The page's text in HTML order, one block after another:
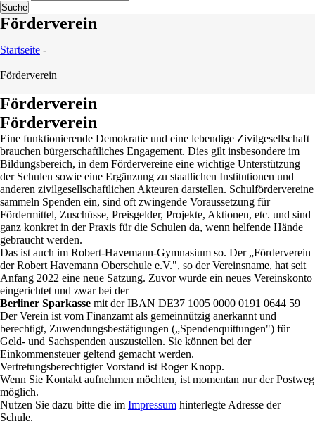
Förderverein
Startseite -
Förderverein
Förderverein
Förderverein
Eine funktionierende Demokratie und eine lebendige Zivilgesellschaft
brauchen bürgerschaftliches Engagement. Dies gilt insbesondere im
Bildungsbereich, in dem Fördervereine eine wichtige Unterstützung
der Schulen sowie eine Ergänzung zu staatlichen Institutionen und
anderen zivilgesellschaftlichen Akteuren darstellen. Schulfördervereine
sammeln Spenden ein, sind oft zwingende Voraussetzung für
Fördermittel, Zuschüsse, Preisgelder, Projekte, Aktionen, etc. und sind
ganz konkret in der Praxis für die Schulen da, wenn helfende Hände
gebraucht werden.
Das ist auch im Robert-Havemann-Gymnasium so. Der „Förderverein
der Robert Havemann Oberschule e.V.", so der Vereinsname, hat seit
Anfang 2022 eine neue Satzung. Zuvor wurde ein neues Vereinskonto
eingerichtet und zwar bei der
Berliner Sparkasse mit der IBAN DE37 1005 0000 0191 0644 59
Der Verein ist vom Finanzamt als gemeinnützig anerkannt und
berechtigt, Zuwendungsbestätigungen („Spendenquittungen") für
Geld- und Sachspenden auszustellen. Sie können bei der
Einkommensteuer geltend gemacht werden.
Vertretungsberechtigter Vorstand ist Roger Knopp.
Wenn Sie Kontakt aufnehmen möchten, ist momentan nur der Postweg
möglich.
Nutzen Sie dazu bitte die im Impressum hinterlegte Adresse der
Schule.